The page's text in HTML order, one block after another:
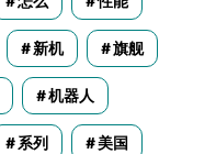
新机 旗舰
机器人
系列 美国